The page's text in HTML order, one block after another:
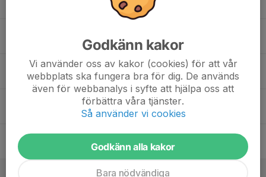
Fre
Godkänn kakor
Vi använder oss av kakor (cookies) för att vår
webbplats ska fungera bra för dig. De används
även för webbanalys i syfte att hjälpa oss att
förbättra våra tjänster.
Så använder vi cookies
Godkänn alla kakor
Bara nödvändiga